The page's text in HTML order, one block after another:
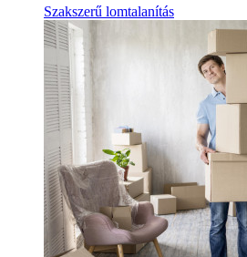
Szakszerű lomtalanítás